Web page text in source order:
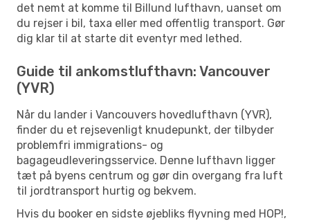
det nemt at komme til Billund lufthavn, uanset om
du rejser i bil, taxa eller med offentlig transport. Gør
dig klar til at starte dit eventyr med lethed.
Guide til ankomstlufthavn: Vancouver
(YVR)
Når du lander i Vancouvers hovedlufthavn (YVR),
finder du et rejsevenligt knudepunkt, der tilbyder
problemfri immigrations- og
bagageudleveringsservice. Denne lufthavn ligger
tæt på byens centrum og gør din overgang fra luft
til jordtransport hurtig og bekvem.
Hvis du booker en sidste øjebliks flyvning med HOP!,